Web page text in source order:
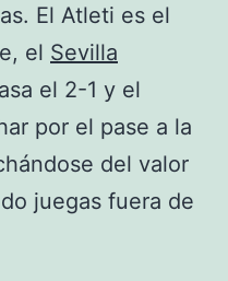
El Atleti es el
el Sevilla
el 2-1 y el
por el pase a la
del valor
juegas fuera de